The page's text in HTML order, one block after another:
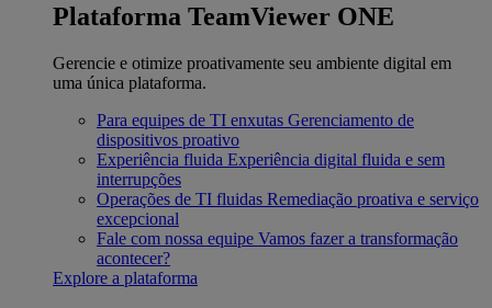
Plataforma TeamViewer ONE
Gerencie e otimize proativamente seu ambiente digital em
uma única plataforma.
Para equipes de TI enxutas Gerenciamento de
dispositivos proativo
Experiência fluida Experiência digital fluida e sem
interrupções
Operações de TI fluidas Remediação proativa e serviço
excepcional
Fale com nossa equipe Vamos fazer a transformação
acontecer?
Explore a plataforma